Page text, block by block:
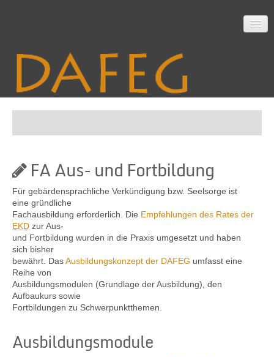
Mitarbeit
Material
Themen
FA Aus- und Fortbildung
Für gebärdensprachliche Verkündigung bzw. Seelsorge ist
eine gründliche
Fachausbildung erforderlich. Die Empfehlungen des Rates der
EKD zur Aus-
und Fortbildung wurden in die Praxis umgesetzt und haben
sich bisher
bewährt. DasAusbildungskonzept der DAFEG umfasst eine
Reihe von
Ausbildungsmodulen (Grundlage der Ausbildung), den
Aufbaukurs sowie
Fortbildungen zu Schwerpunktthemen.
Ausbildungsmodule